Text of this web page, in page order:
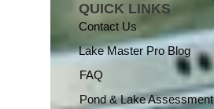
QUICK LINKS
Contact Us
Lake Master Pro Blog
FAQ
Pond & Lake Assessment